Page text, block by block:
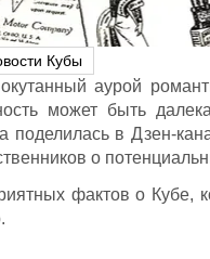
Кубы
аурой
может быть
поделилась в Дзен-
о
фактов о Кубе,